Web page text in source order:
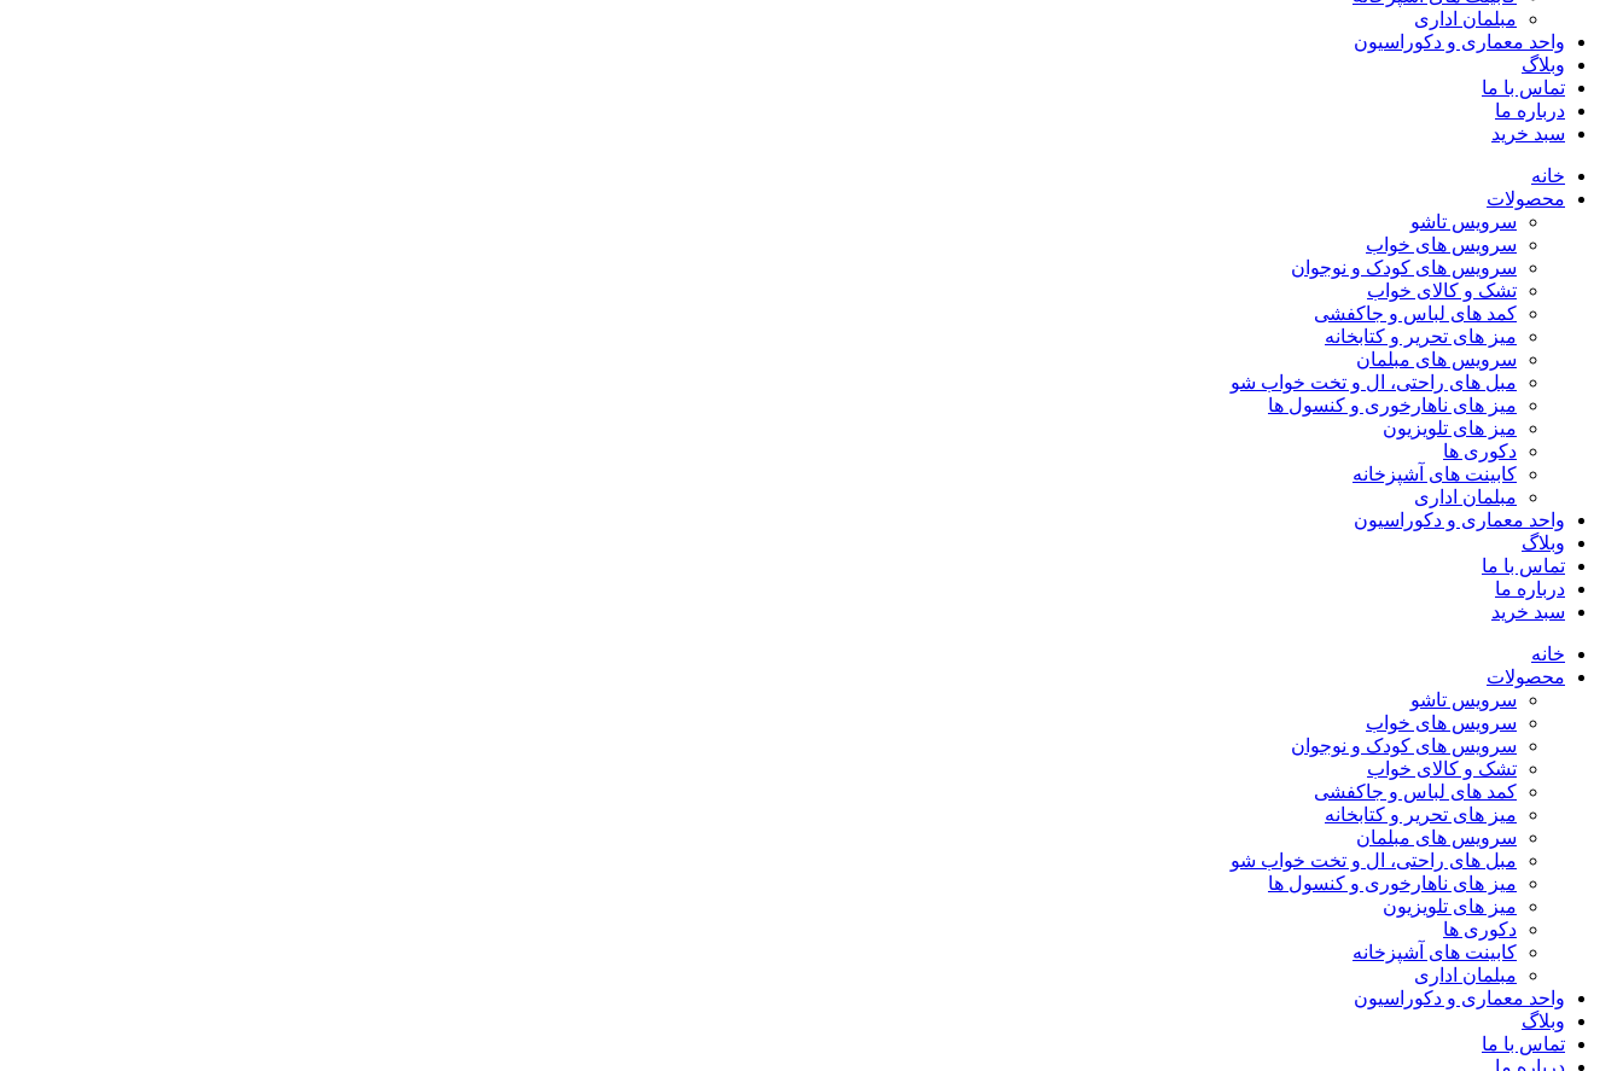
مبلمان اداری
واحد معماری و دکوراسیون
وبلاگ
تماس با ما
درباره ما
سبد خرید
خانه
محصولات
سرویس تاشو
سرویس های خواب
سرویس های کودک و نوجوان
تشک و کالای خواب
کمد های لباس و جاکفشی
میز های تحریر و کتابخانه
سرویس های مبلمان
مبل های راحتی، ال و تخت خواب شو
میز های ناهارخوری و کنسول ها
میز های تلویزیون
دکوری ها
کابینت های آشپزخانه
مبلمان اداری
واحد معماری و دکوراسیون
وبلاگ
تماس با ما
درباره ما
سبد خرید
خانه
محصولات
سرویس تاشو
سرویس های خواب
سرویس های کودک و نوجوان
تشک و کالای خواب
کمد های لباس و جاکفشی
میز های تحریر و کتابخانه
سرویس های مبلمان
مبل های راحتی، ال و تخت خواب شو
میز های ناهارخوری و کنسول ها
میز های تلویزیون
دکوری ها
کابینت های آشپزخانه
مبلمان اداری
واحد معماری و دکوراسیون
وبلاگ
تماس با ما
درباره ما